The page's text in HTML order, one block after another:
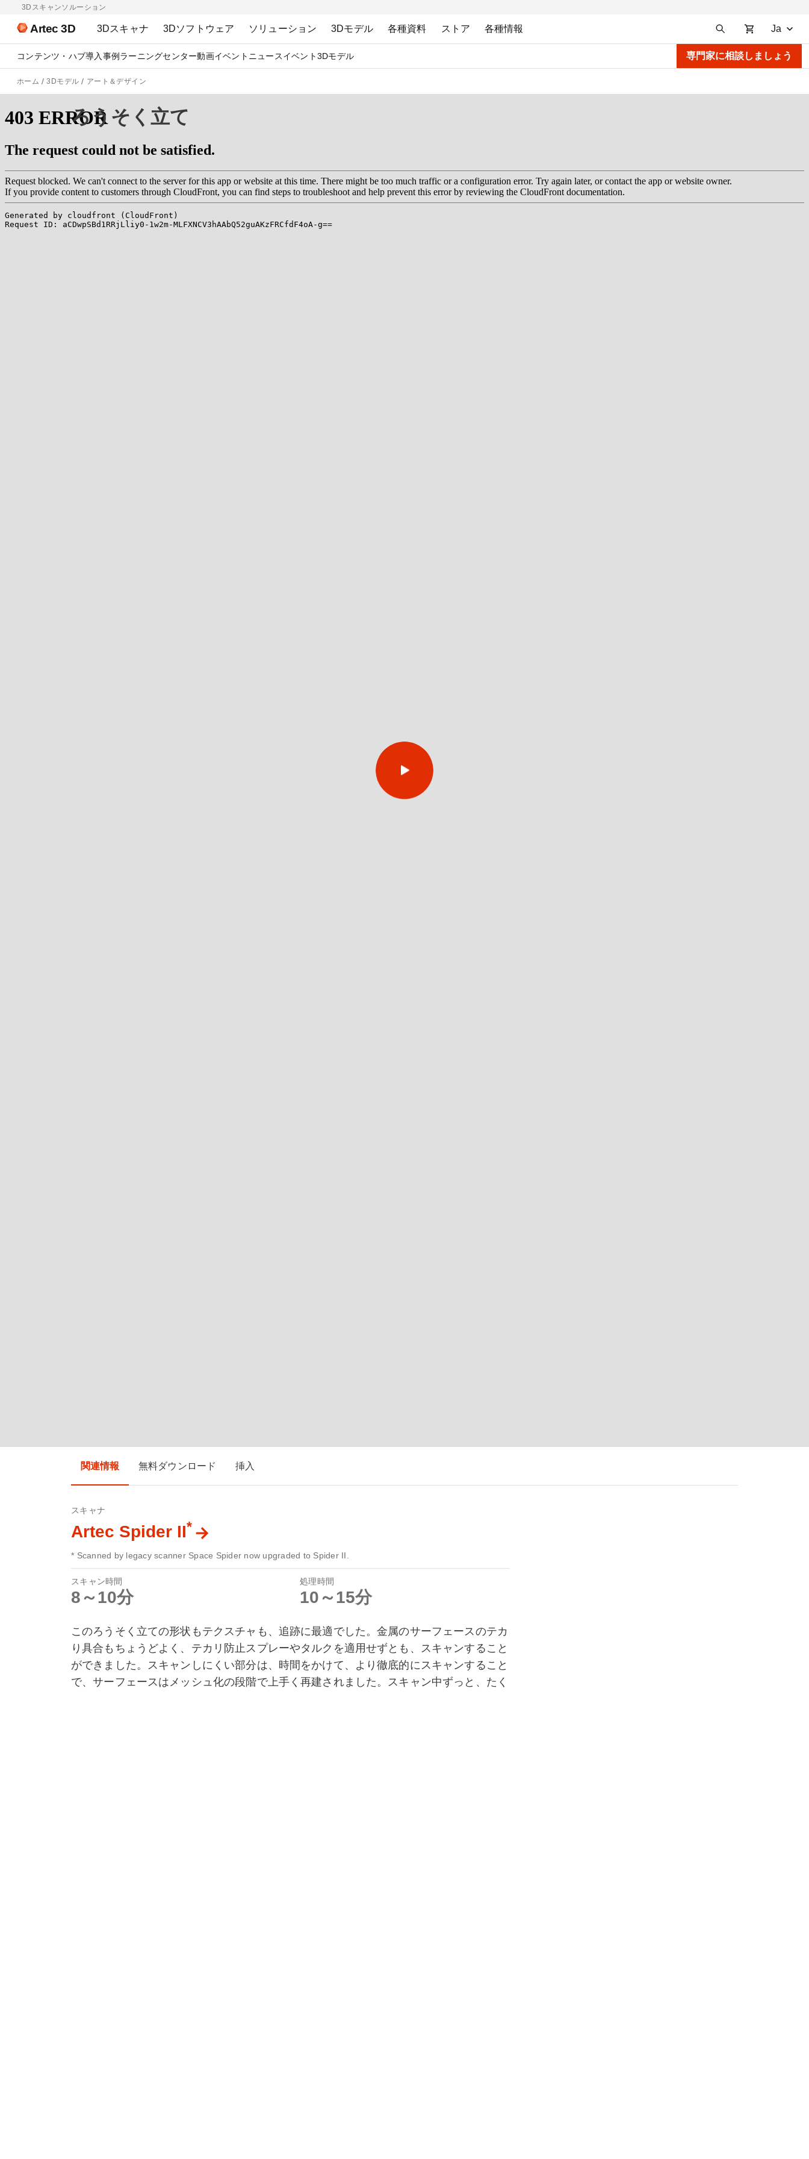
3Dスキャンソルーション
Artec 3D 3Dスキャナ 3Dソフトウェア ソリューション 3Dモデル 各種資料 ストア 各種情報 Ja
コンテンツ・ハブ導入事例 ラーニングセンター動画イベント ニュースイベント3Dモデル 専門家に相談しましょう
ホーム 3Dモデル アート＆デザイン
ろうそく立て
関連情報 無料ダウンロード 挿入
スキャナ
Artec Spider II*
* Scanned by legacy scanner Space Spider now upgraded to Spider II.
スキャン時間
8～10分
処理時間
10～15分
このろうそく立ての形状もテクスチャも、追跡に最適でした。金属のサーフェースのテカ
り具合もちょうどよく、テカリ防止スプレーやタルクを適用せずとも、スキャンすること
ができました。スキャンしにくい部分は、時間をかけて、より徹底的にスキャンすること
で、サーフェースはメッシュ化の段階で上手く再建されました。スキャン中ずっと、たく